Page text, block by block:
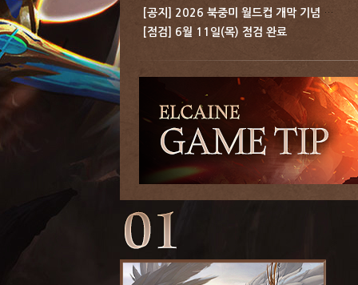
[공지] 2026 북중미 월드컵 개막 기념 보상 지급 안내
[점검] 6월 11일(목) 점검 완료